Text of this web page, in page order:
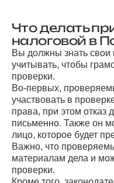
Что делать
налоговой в
Вы должны знать свои
учитывать, чтобы
проверки.
Во-первых,
участвовать в
права, при этом
письменно. Также он
лицо, которое будет
Важно, что
материалам дела и
проверки.